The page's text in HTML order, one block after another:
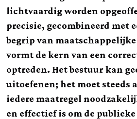
lichtvaardig worden
precisie, gecombineerd met
begrip van
vormt de kern van een
optreden. Het bestuur kan
uitoefenen; het moet steeds
iedere maatregel
en effectief is om de publieke